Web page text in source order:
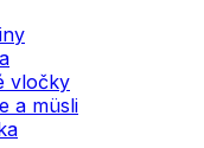
vločky
a müsli